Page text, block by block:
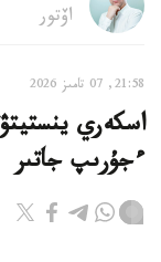
اۆتور
21:58, 07 تامىز 2026
اسكەري
ءجۇرىپ جاتىر